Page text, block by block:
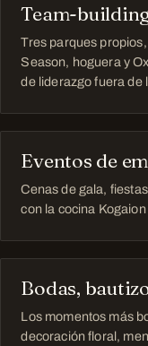
Team-
Tres parques
Season, hoguera y
de liderazgo fuera de
Eventos de
Cenas de gala,
con la cocina
Bodas,
Los momentos más
decoración floral,